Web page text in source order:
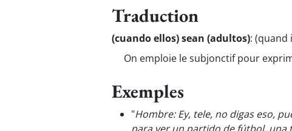
Traduction
(cuando ellos) sean (adultos): (quand
On emploie le subjonctif pour
Exemples
"Hombre: Ey, tele, no digas eso,